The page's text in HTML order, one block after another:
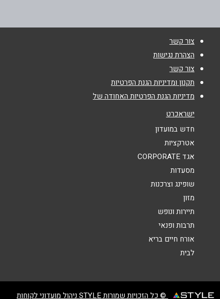
טלפון*
אימייל
אנא חזרו אלי בקשר ל...
הודעה
צור קשר
הצהרת נגישות
צור קשר
תקנון ומדיניות הגנת הפרטיות
מדיניות הגנת הפרטיות האחודה של
ישראכרט
חדש במועדון
אטרקציות
אגד CORPORATE
מסעדות
שופינג וצרכנות
מזון
תיירות ונופש
תרבות ופנאי
אורח חיים בריא
לבית
© כל הזכויות שמורות STYLE ניהול מועדוני לקוחות